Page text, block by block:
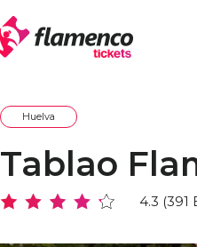
Huelva
Tablao
4.3